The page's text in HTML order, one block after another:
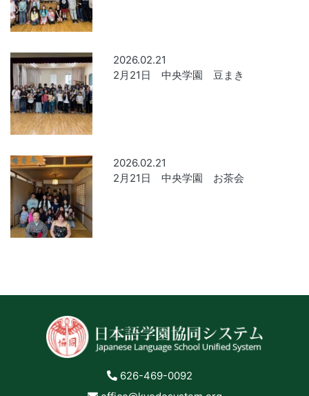
2026.02.21
2月21日 中央学園 豆まき
2026.02.21
2月21日 中央学園 お茶会
626-469-0092